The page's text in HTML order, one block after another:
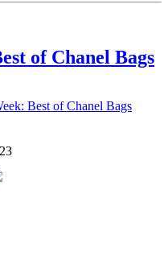
of Chanel Bags
Best of Chanel Bags